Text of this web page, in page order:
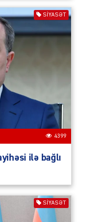
SIYASƏT
4399
ilə bağlı
SIYASƏT